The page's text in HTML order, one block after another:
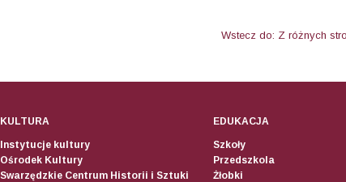
Wstecz do: Z różnych
KULTURA
Instytucje kultury
Ośrodek Kultury
Swarzędzkie Centrum Historii i Sztuki
EDUKACJA
Szkoły
Przedszkola
Żłobki